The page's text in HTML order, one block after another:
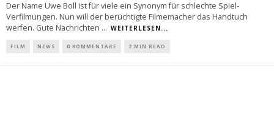
Der Name Uwe Boll ist für viele ein Synonym für schlechte Spiel-
Verfilmungen. Nun will der berüchtigte Filmemacher das Handtuch
werfen. Gute Nachrichten ... WEITERLESEN...
FILM NEWS 0 KOMMENTARE 2 MIN READ